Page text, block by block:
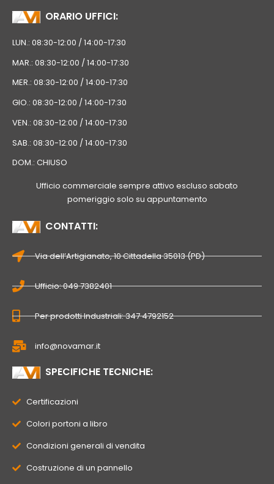
ORARIO UFFICI:
LUN.: 08:30-12:00 / 14:00-17:30
MAR.: 08:30-12:00 / 14:00-17:30
MER.: 08:30-12:00 / 14:00-17:30
GIO.: 08:30-12:00 / 14:00-17:30
VEN.: 08:30-12:00 / 14:00-17:30
SAB.: 08:30-12:00 / 14:00-17:30
DOM.: CHIUSO
Ufficio commerciale sempre attivo escluso sabato
pomeriggio solo su appuntamento
CONTATTI:
Via dell’Artigianato, 10 Cittadella 35013 (PD)
Ufficio: 049 7382401
Per prodotti Industriali: 347 4792152
info@novamar.it
SPECIFICHE TECNICHE:
Certificazioni
Colori portoni a libro
Condizioni generali di vendita
Costruzione di un pannello